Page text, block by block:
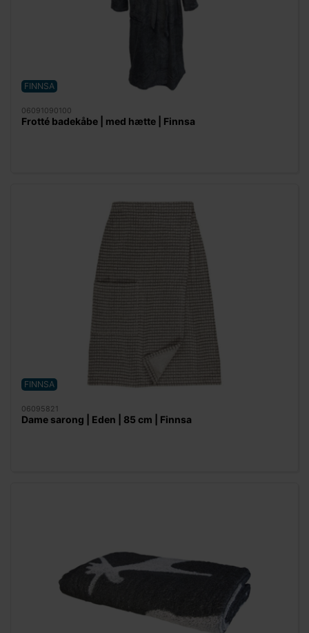
FINNSA
06091090100
Frotté badekåbe | med hætte | Finnsa
FINNSA
06095821
Dame sarong | Eden | 85 cm | Finnsa